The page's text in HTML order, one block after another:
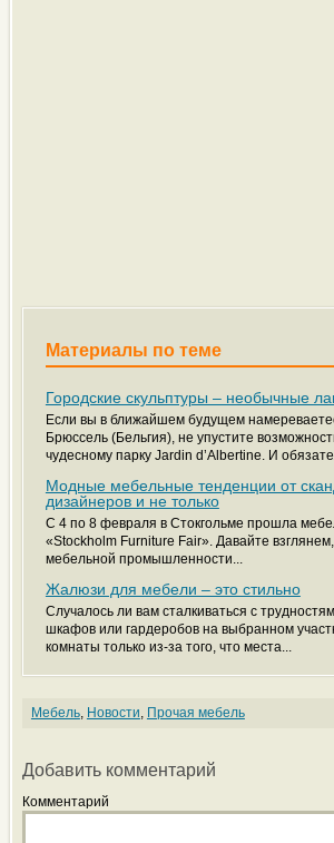
Материалы по теме
Городские скульптуры – необычные
Если вы в ближайшем будущем
Брюссель (Бельгия), не упустите
чудесному парку Jardin d’Albertine. И
Модные мебельные тенденции от
дизайнеров и не только
С 4 по 8 февраля в Стокгольме прошла
«Stockholm Furniture Fair». Давайте
мебельной промышленности...
Жалюзи для мебели – это стильно
Случалось ли вам сталкиваться с
шкафов или гардеробов на выбранном
комнаты только из-за того, что места...
Мебель, Новости, Прочая мебель
Добавить комментарий
Комментарий